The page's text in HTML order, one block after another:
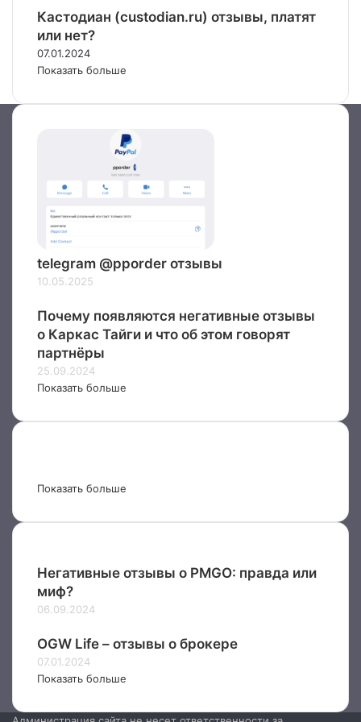
Кастодиан (custodian.ru) отзывы, платят
или нет?
07.01.2024
Показать больше
telegram @pporder отзывы
10.05.2025
Почему появляются негативные отзывы
о Каркас Тайги и что об этом говорят
партнёры
25.09.2024
Показать больше
Показать больше
Негативные отзывы о PMGO: правда или
миф?
06.09.2024
OGW Life – отзывы о брокере
07.01.2024
Показать больше